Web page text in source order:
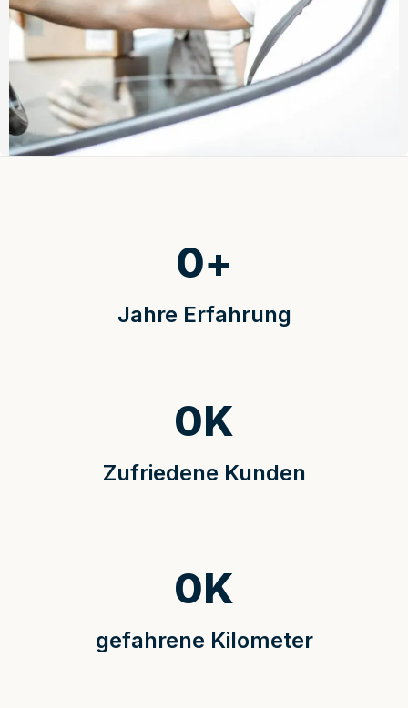
Jahre Erfahrung
0+
Zufriedene Kunden
0K
gefahrene Kilometer
0K